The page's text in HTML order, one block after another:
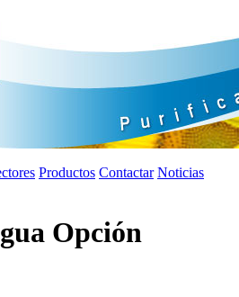
Productos Contactar Noticias
Opción